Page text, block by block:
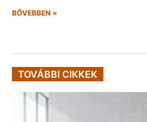
BŐVEBBEN »
TOVÁBBI CIKKEK